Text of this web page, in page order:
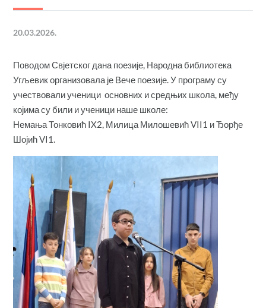
20.03.2026.
Поводом Свјетског дана поезије, Народна библиотека
Угљевик организовала је Вече поезије. У програму су
учествовали ученици основних и средњих школа, међу
којима су били и ученици наше школе:
Немања Тонковић IX2, Милица Милошевић VII1 и Ђорђе
Шојић VI1.